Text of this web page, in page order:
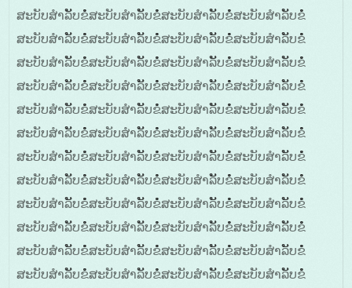
ສະບັບສໍາລັັບຂໍໍໍສະບັບສໍາລັັບຂໍໍໍສະບັບສໍາລັັບຂໍໍໍສະບັບສໍາລັັບຂໍໍໍ
ສະບັບສໍາລັັບຂໍໍໍສະບັບສໍາລັັບຂໍໍໍສະບັບສໍາລັັບຂໍໍໍສະບັບສໍາລັັບຂໍໍໍ
ສະບັບສໍາລັັບຂໍໍໍສະບັບສໍາລັັບຂໍໍໍສະບັບສໍາລັັບຂໍໍໍສະບັບສໍາລັັບຂໍໍໍ
ສະບັບສໍາລັັບຂໍໍໍສະບັບສໍາລັັບຂໍໍໍສະບັບສໍາລັັບຂໍໍໍສະບັບສໍາລັັບຂໍໍໍ
ສະບັບສໍາລັັບຂໍໍໍສະບັບສໍາລັັບຂໍໍໍສະບັບສໍາລັັບຂໍໍໍສະບັບສໍາລັັບຂໍໍໍ
ສະບັບສໍາລັັບຂໍໍໍສະບັບສໍາລັັບຂໍໍໍສະບັບສໍາລັັບຂໍໍໍສະບັບສໍາລັັບຂໍໍໍ
ສະບັບສໍາລັັບຂໍໍໍສະບັບສໍາລັັບຂໍໍໍສະບັບສໍາລັັບຂໍໍໍສະບັບສໍາລັັບຂໍໍໍ
ສະບັບສໍາລັັບຂໍໍໍສະບັບສໍາລັັບຂໍໍໍສະບັບສໍາລັັບຂໍໍໍສະບັບສໍາລັັບຂໍໍໍ
ສະບັບສໍາລັັບຂໍໍໍສະບັບສໍາລັັບຂໍໍໍສະບັບສໍາລັັບຂໍໍໍສະບັບສໍາລັັບຂໍໍໍ
ສະບັບສໍາລັັບຂໍໍໍສະບັບສໍາລັັບຂໍໍໍສະບັບສໍາລັັບຂໍໍໍສະບັບສໍາລັັບຂໍໍໍ
ສະບັບສໍາລັັບຂໍໍໍສະບັບສໍາລັັບຂໍໍໍສະບັບສໍາລັັບຂໍໍໍສະບັບສໍາລັັບຂໍໍໍ
ສະບັບສໍາລັັບຂໍໍໍສະບັບສໍາລັັບຂໍໍໍສະບັບສໍາລັັບຂໍໍໍສະບັບສໍາລັັບຂໍໍໍ